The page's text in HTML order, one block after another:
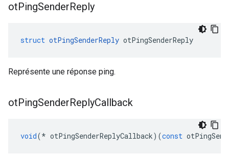
otPingSenderReply
struct otPingSenderReply otPingSenderReply
Représente une réponse ping.
otPingSenderReplyCallback
void(* otPingSenderReplyCallback)(const